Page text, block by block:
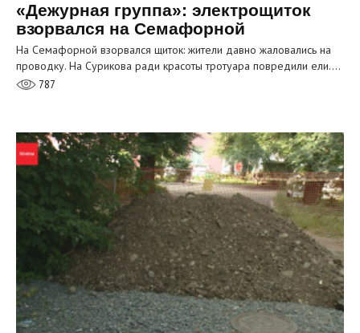
«Дежурная группа»: электрощиток
взорвался на Семафорной
На Семафорной взорвался щиток: жители давно жаловались на
проводку. На Сурикова ради красоты тротуара повредили ели.…
787